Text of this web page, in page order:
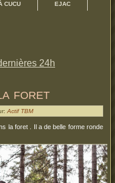
CUCU EJAC
24h
foret
Actif TBM
la foret . Il a de belle forme ronde